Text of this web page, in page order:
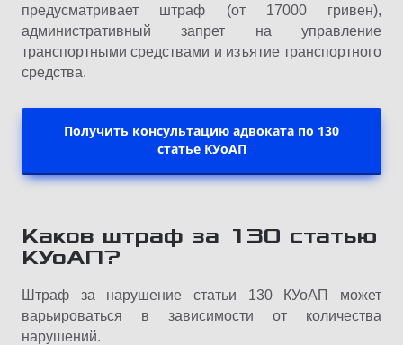
предусматривает штраф (от 17000 гривен),
административный запрет на управление
транспортными средствами и изъятие транспортного
средства.
Получить консультацию адвоката по 130
статье КУоАП
Каков штраф за 130 статью
КУоАП?
Штраф за нарушение статьи 130 КУоАП может
варьироваться в зависимости от количества
нарушений.